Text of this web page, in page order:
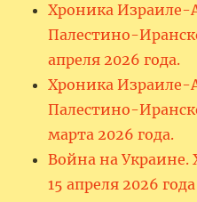
Хроника
Палестино-
апреля 2026 года.
Хроника
Палестино-
марта 2026 года.
Война на Украине.
15 апреля 2026 года